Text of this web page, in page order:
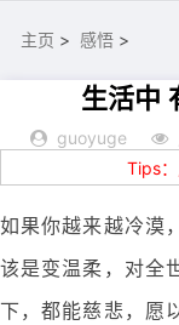
主页 > 感悟 >
生活中
guoyuge
Tips
如果你越来越冷漠
该是变温柔，对全
下，都能慈悲，愿